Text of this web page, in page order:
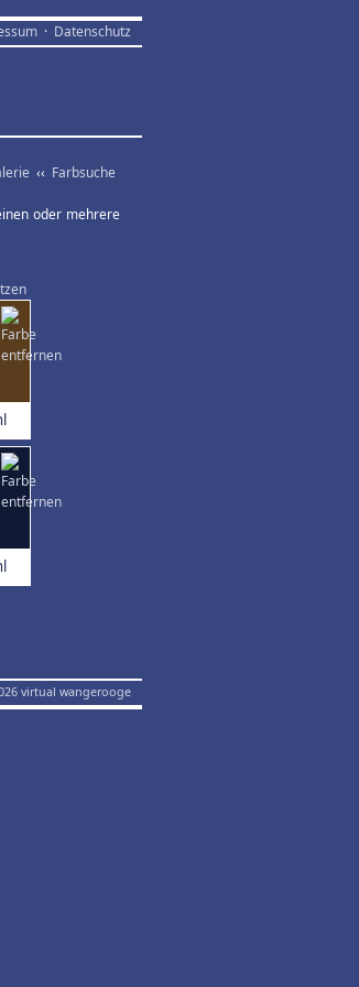
· Datenschutz
‹‹ Farbsuche
oder mehrere
virtual wangerooge